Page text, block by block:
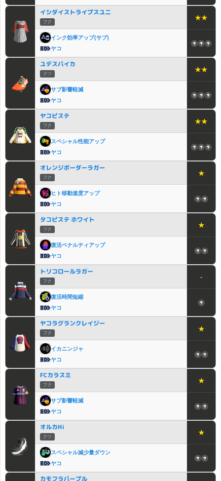
イシダイストライプスユニ
フク
インク効率アップ(サブ)
ヤコ
★★
ユデスパイカ
クツ
サブ影響軽減
ヤコ
★★
ヤコピステ
フク
スペシャル性能アップ
ヤコ
★★
オレンジボーダーラガー
フク
ヒト移動速度アップ
ヤコ
★
タコピステ ホワイト
フク
復活ペナルティアップ
ヤコ
★
トリコロールラガー
フク
復活時間短縮
ヤコ
-
ヤコラグランクレイジー
フク
イカニンジャ
ヤコ
★
FCカラスミ
フク
サブ影響軽減
ヤコ
★
オルカHi
クツ
スペシャル減少量ダウン
ヤコ
★
カモフラパープル